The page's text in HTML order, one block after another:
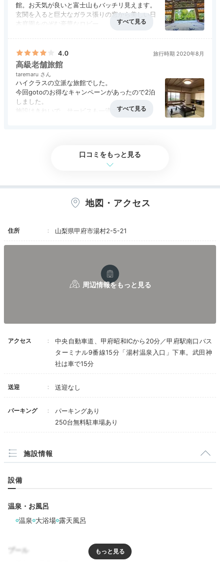
様々な客室タイプがあります。 松本清張氏が執筆した客
室「白根」も。広縁から美しい日本庭園を眺めて非日常
uhihinohi86
東館の和洋室ツインに宿泊。リニューアル済で新しさが
感じられました。琉球畳とベッドルームが続き、寛ぎや
+1
美しい庭園に癒される
ウェルカムラウンジでは
ことを忘れます。ラウンジ「花梨」では食事の用意もあ
るので、ランチで寄るのもいいですね。
ラウンジで山梨産ワインやソフトドリンク、お菓子など
なので嬉しいサービスでした！
館。お天気が良いと富士山もバッチリ見えます。
玄関を入ると巨大なガラス張りの窓から美しい日
本庭園をのぞむ豪華なロビー。
す。
本館以外に離れもあっていろんな部屋タイプが選
べます。
お風呂も広く貸切状態で何度も入れました。
食事・ドリンク
4.0
4.0 旅行時期 2020年8月
高級老舗旅館
taremaru
ハイクラスの立派な旅館でした。
今回gotoのお得なキャンペーンがあったので2泊
しました。
施設はきれいで、サービスも一流です。さすが、
西館だったら、大浴場、レストランまでかなり歩
夕方からお庭でビアテラスが7-9月やってるみた
たのでいっぱいだけスパークリングワインをいた
ります。お味も良かったです。
せないこと、館内広過ぎて歩くこと、氷が880円
と高いこと以外は良かったです。
口コミをもっと見る
地図・アクセス
住所 山梨県甲府市湯村2-5-21
アクセス
中央自動車道、甲府昭和ICから20分／甲府駅南口バス
ターミナル9番線15分「湯村温泉入口」下車。武田神
社は車で15分
送迎 送迎なし
パーキング
パーキングあり
250台無料駐車場あり
施設情報
設備
温泉・お風呂
温泉 大浴場 露天風呂
プール